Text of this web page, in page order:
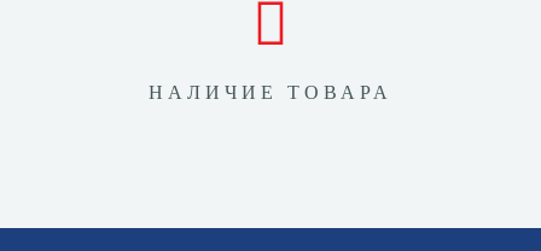
НАЛИЧИЕ ТОВАРА